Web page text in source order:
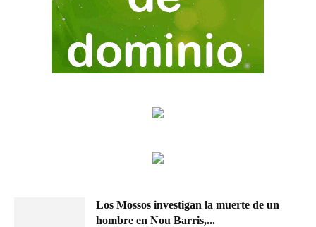
Los Mossos investigan la muerte de un
hombre en Nou Barris,...